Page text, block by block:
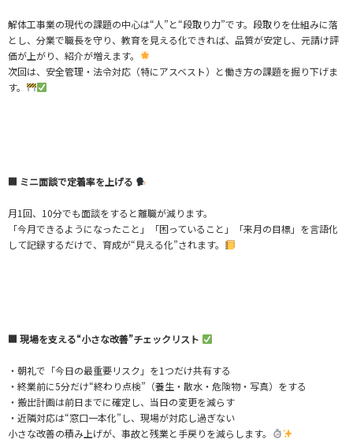
解体工事業の現代の課題の中心は“人”と“段取り力”です。段取りを仕組みに落
とし、分業で職長を守り、教育を見える化できれば、品質が安定し、元請け評
価が上がり、紹介が増えます。
次回は、安全管理・法令対応（特にアスベスト）と働き方の課題を掘り下げま
す。
■ ミニ面談で定着率を上げる
月1回、10分でも面談をすると離職が減ります。
「今月できるようになったこと」「困っていること」「来月の目標」を言語化
して記録するだけで、育成が“見える化”されます。
■ 現場を支える“小さな改善”チェックリスト
・朝礼で「今日の最重要リスク」を1つだけ共有する
・終業前に5分だけ“終わり点検”（養生・散水・危険物・写真）をする
・搬出計画は前日までに確定し、当日の変更を減らす
・近隣対応は“窓口一本化”し、現場が対応し過ぎない
小さな改善の積み上げが、事故と残業と手戻りを減らします。